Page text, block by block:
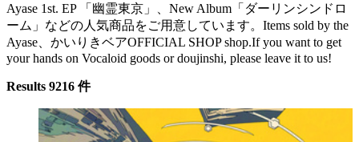
Ayase 1st. EP 「幽霊東京」、New Album「ダーリンシンドロ
ーム」などの人気商品をご用意しています。Items sold by the
Ayase、かいりきベアOFFICIAL SHOP shop.If you want to get
your hands on Vocaloid goods or doujinshi, please leave it to us!
Results 9216 件